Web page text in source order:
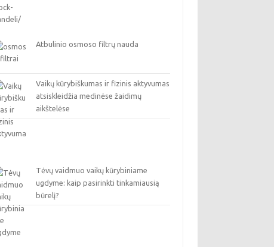
Atbulinio osmoso filtrų nauda
Vaikų kūrybiškumas ir fizinis aktyvumas
atsiskleidžia medinėse žaidimų
aikštelėse
Tėvų vaidmuo vaikų kūrybiniame
ugdyme: kaip pasirinkti tinkamiausią
būrelį?